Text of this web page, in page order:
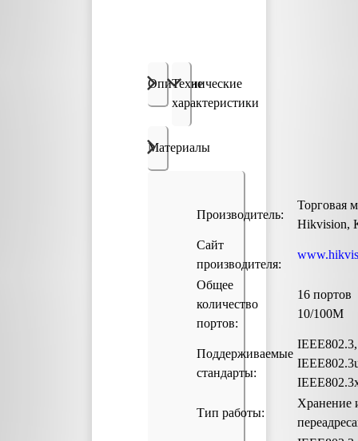
Описание
Технические
характеристики
Материалы
Производитель:
Торговая
Hikvision,
Сайт
производителя:
Общее
количество
портов:
16 портов
10/100M
Поддерживаемые
стандарты:
IEEE802.3,
Тип работы:
Хранение